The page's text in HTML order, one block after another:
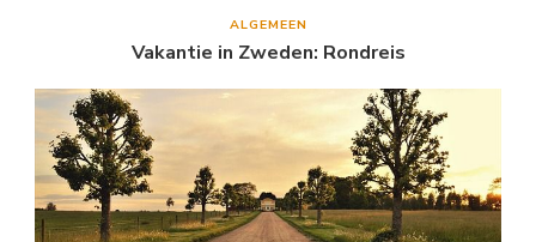
ALGEMEEN
Vakantie in Zweden: Rondreis